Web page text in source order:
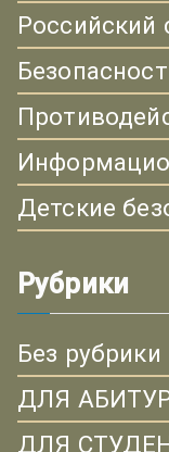
Детские
Рубрики
Без рубрики
ДЛЯ
ДЛЯ